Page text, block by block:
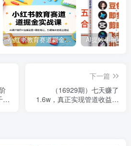
小红书教育赛道掘金实战课：AI课件制作+店铺运营+爆款笔记，打通知识变现全路径
川
下一篇
（16929期）七天赚了
1.6w，真正实现管道收益，